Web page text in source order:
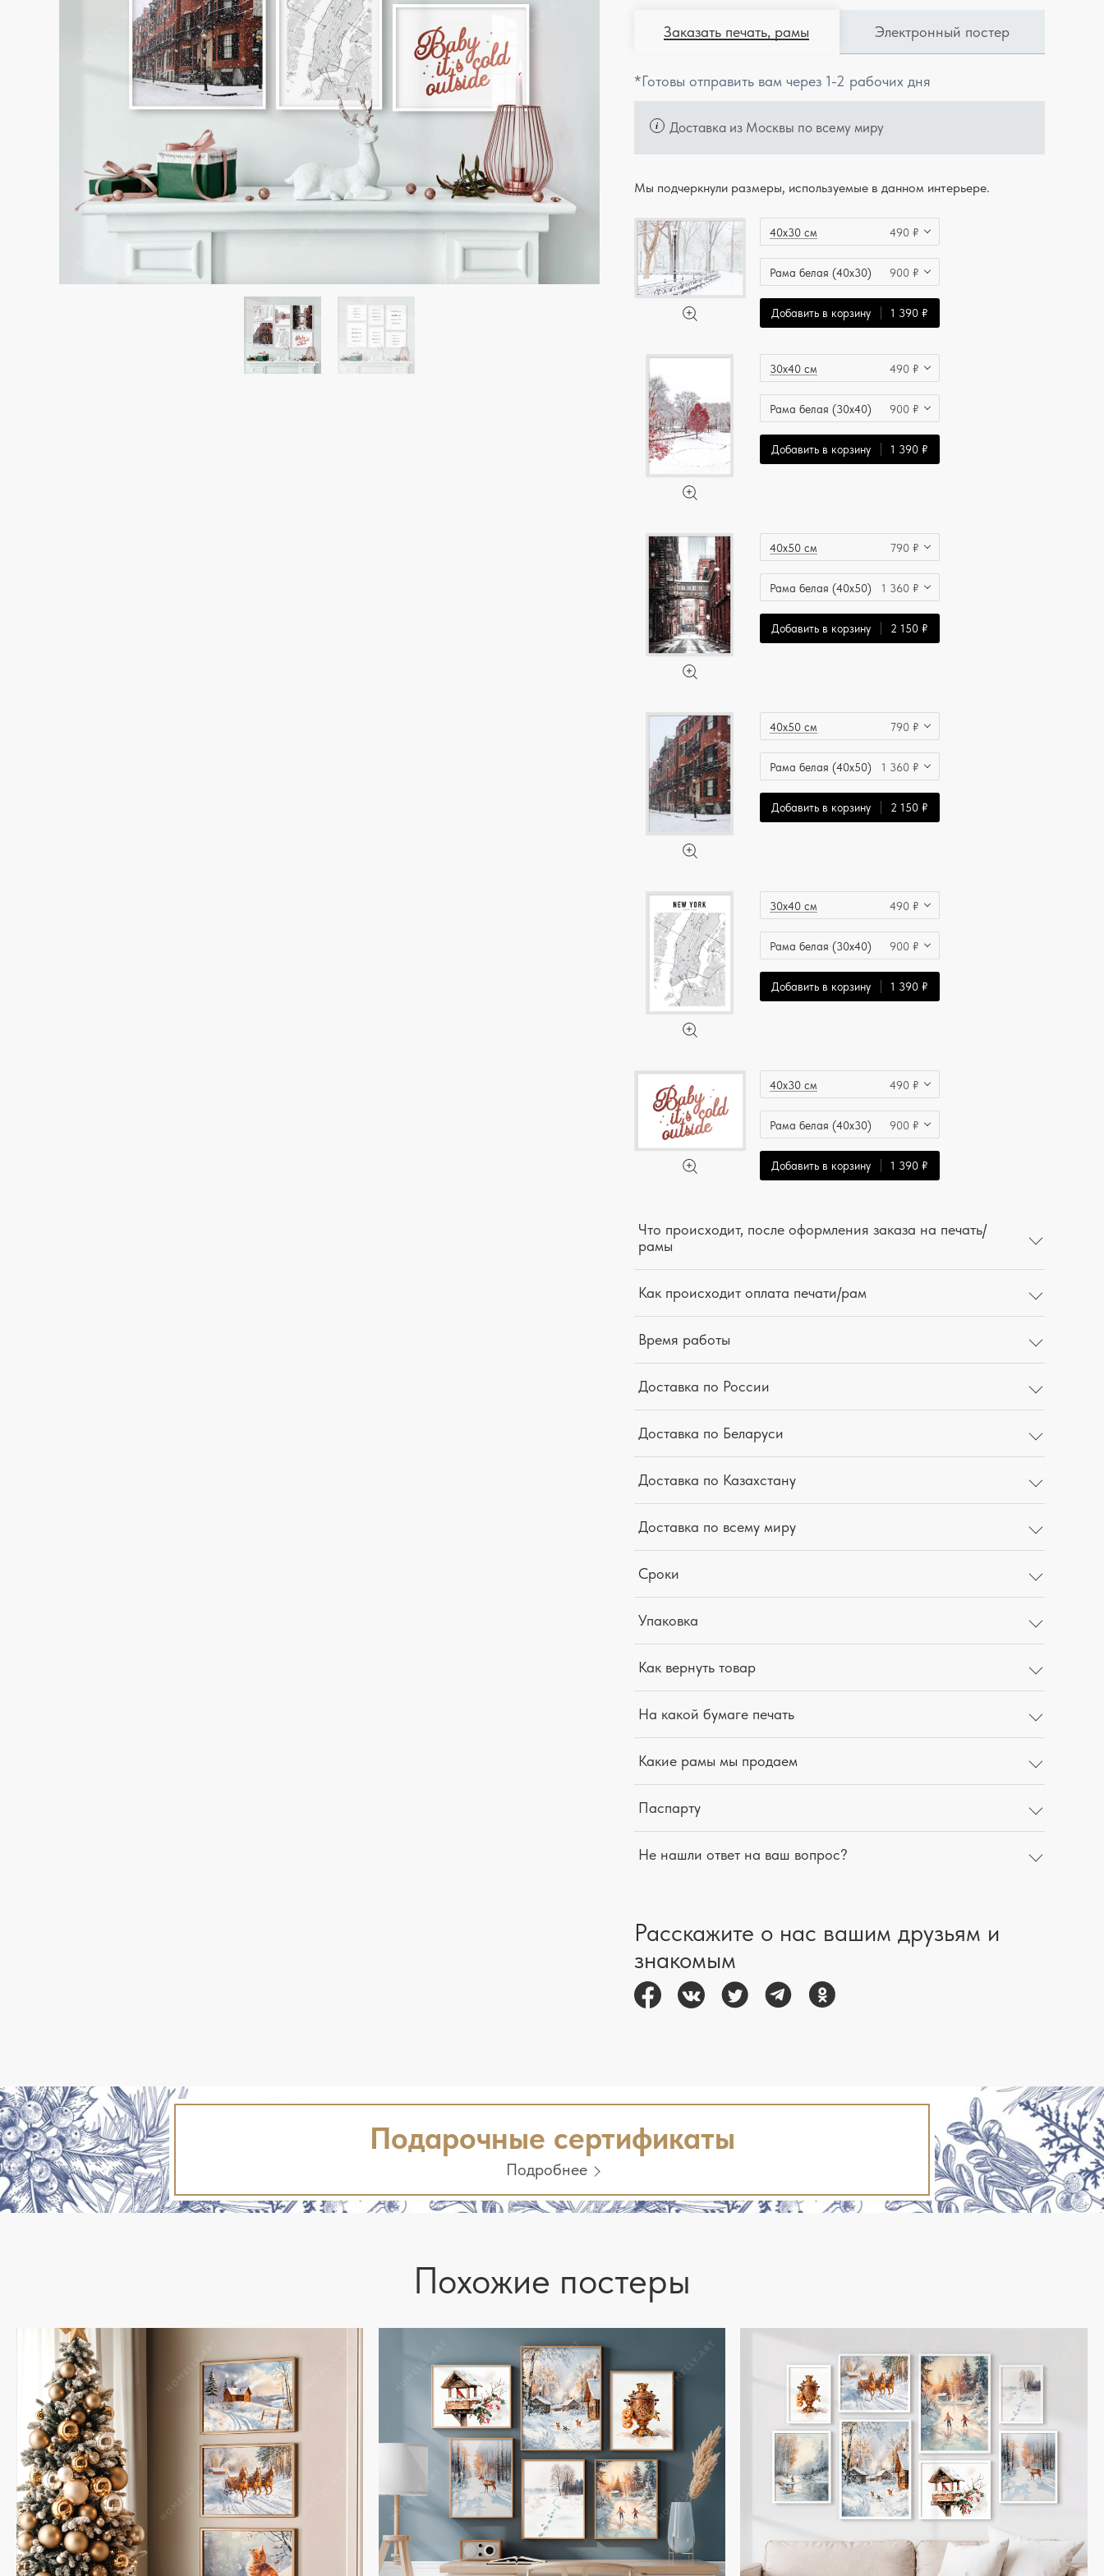
Заказать печать, рамы Электронный постер
*Готовы отправить вам через 1-2 рабочих дня
Доставка из Москвы по всему миру
Мы подчеркнули размеры, используемые в данном интерьере.
40x30 см 490 ₽
Рама белая (40x30) 900 ₽
Добавить в корзину 1 390 ₽
30x40 см 490 ₽
Рама белая (30x40) 900 ₽
Добавить в корзину 1 390 ₽
40x50 см 790 ₽
Рама белая (40x50) 1 360 ₽
Добавить в корзину 2 150 ₽
40x50 см 790 ₽
Рама белая (40x50) 1 360 ₽
Добавить в корзину 2 150 ₽
30x40 см 490 ₽
Рама белая (30x40) 900 ₽
Добавить в корзину 1 390 ₽
40x30 см 490 ₽
Рама белая (40x30) 900 ₽
Добавить в корзину 1 390 ₽
Что происходит, после оформления заказа на печать/
рамы
Как происходит оплата печати/рам
Время работы
Доставка по России
Доставка по Беларуси
Доставка по Казахстану
Доставка по всему миру
Сроки
Упаковка
Как вернуть товар
На какой бумаге печать
Какие рамы мы продаем
Паспарту
Не нашли ответ на ваш вопрос?
Расскажите о нас вашим друзьям и
знакомым
Подарочные сертификаты
Подробнее
Похожие постеры